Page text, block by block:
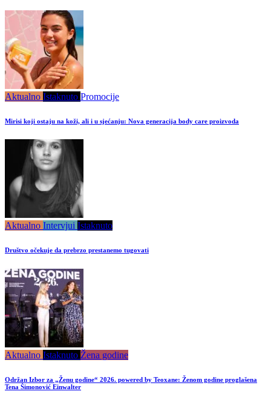
Aktualno Istaknuto Promocije
Mirisi koji ostaju na koži, ali i u sjećanju: Nova generacija body care proizvoda
Aktualno Intervjui Istaknuto
Društvo očekuje da prebrzo prestanemo tugovati
Aktualno Istaknuto Žena godine
Održan Izbor za „Ženu godine“ 2026. powered by Teoxane: Ženom godine proglašena
Tena Šimonović Einwalter